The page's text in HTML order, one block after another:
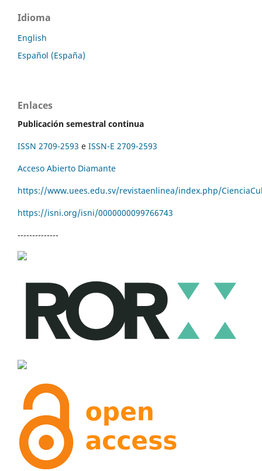
Idioma
English
Español (España)
Enlaces
Publicación semestral continua
ISSN 2709-2593 e ISSN-E 2709-2593
Acceso Abierto Diamante
https://www.uees.edu.sv/revistaenlinea/index.php/
https://isni.org/isni/0000000099766743
--------------